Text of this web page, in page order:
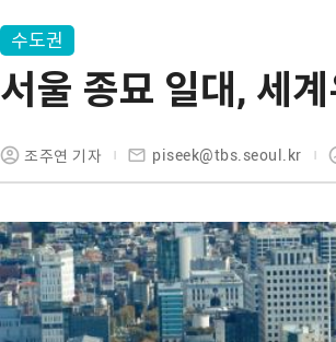
수도권
서울 종묘 일대, 세
조주연 기자 piseek@tbs.seoul.kr